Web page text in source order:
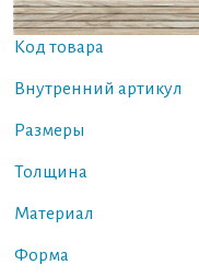
Код товара
Внутренний артикул
Размеры
Толщина
Материал
Форма